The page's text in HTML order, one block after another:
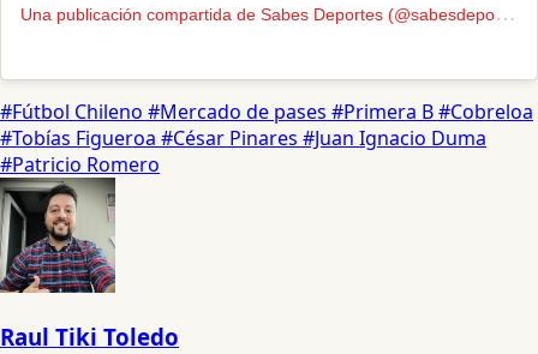
U
na publicación compartida de Sabes Deportes (@sabesdeportes)
#Fútbol Chileno #Mercado de pases #Primera B#Cobreloa
#Tobías Figueroa #César Pinares #Juan Ignacio Duma
#Patricio Romero
Raul Tiki Toledo